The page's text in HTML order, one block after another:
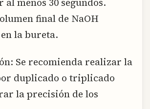
menos 30 segundos.
final de NaOH
la bureta.
Se recomienda realizar la
duplicado o triplicado
la precisión de los